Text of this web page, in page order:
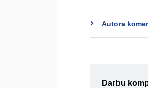
Autora
Darbu